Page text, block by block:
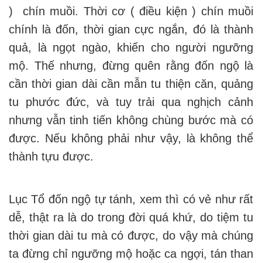
) chín muồi. Thời cơ ( điều kiện ) chín muồi
chính là đốn, thời gian cực ngắn, đó là thành
quả, là ngọt ngào, khiến cho người ngưỡng
mộ. Thế nhưng, đừng quên rằng đốn ngộ là
cần thời gian dài cần mẫn tu thiện căn, quảng
tu phước đức, và tuy trải qua nghịch cảnh
nhưng vẫn tinh tiến không chùng bước mà có
được. Nếu không phải như vậy, là không thể
thành tựu được.
Lục Tổ đốn ngộ tự tánh, xem thì có vẻ như rất
dễ, thật ra là do trong đời quá khứ, do tiệm tu
thời gian dài tu mà có được, do vậy mà chúng
ta đừng chỉ ngưỡng mộ hoặc ca ngợi, tán than